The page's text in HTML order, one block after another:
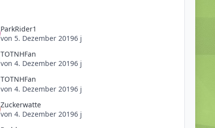
ParkRider1
von 5. Dezember 20196 j
TOTNHFan
von4. Dezember 20196 j
TOTNHFan
von4. Dezember 20196 j
Zuckerwatte
von4. Dezember 20196 j